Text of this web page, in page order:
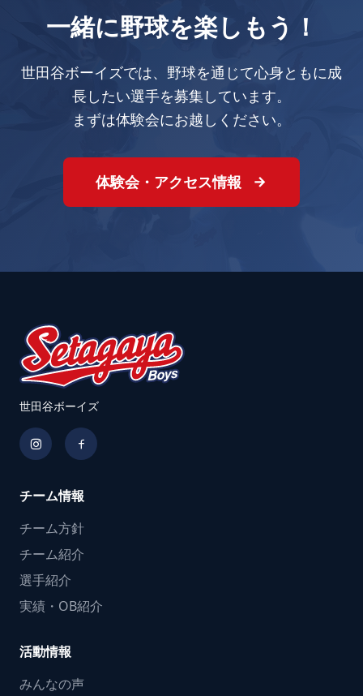
一緒に野球を楽しもう！
世田谷ボーイズでは、野球を通じて心身ともに成
長したい選手を募集しています。
まずは体験会にお越しください。
体験会・アクセス情報
世田谷ボーイズ
チーム情報
チーム方針
チーム紹介
選手紹介
実績・OB紹介
活動情報
みんなの声